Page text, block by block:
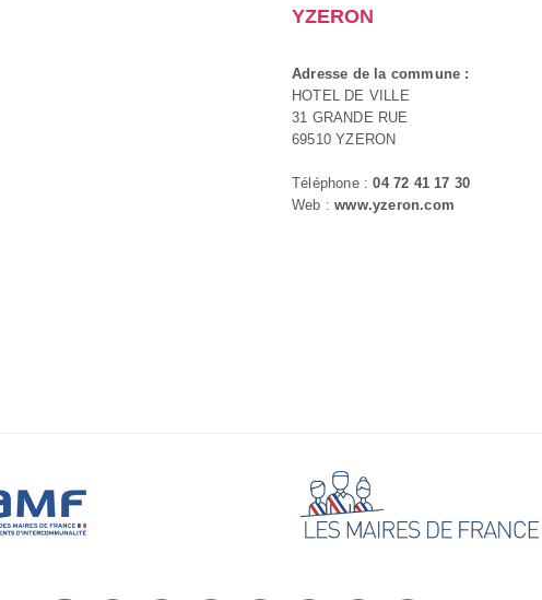
YZERON
Adresse de la commune :
HOTEL DE VILLE
31 GRANDE RUE
69510 YZERON
Téléphone :04 72 41 17 30
Web :www.yzeron.com